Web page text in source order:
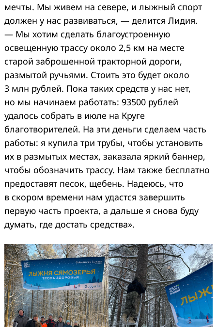
мечты. Мы живем на севере, и лыжный спорт
должен у нас развиваться, — делится Лидия.
— Мы хотим сделать благоустроенную
освещенную трассу около 2,5 км на месте
старой заброшенной тракторной дороги,
размытой ручьями. Стоить это будет около
3 млн рублей. Пока таких средств у нас нет,
но мы начинаем работать: 93500 рублей
удалось собрать в июле на Круге
благотворителей. На эти деньги сделаем часть
работы: я купила три трубы, чтобы установить
их в размытых местах, заказала яркий баннер,
чтобы обозначить трассу. Нам также бесплатно
предоставят песок, щебень. Надеюсь, что
в скором времени нам удастся завершить
первую часть проекта, а дальше я снова буду
думать, где достать средства».